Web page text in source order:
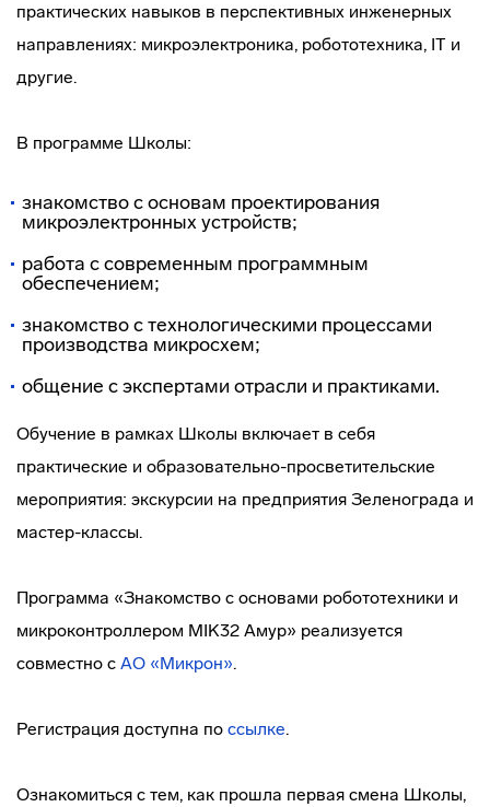
практических навыков в перспективных инженерных
направлениях: микроэлектроника, робототехника, IT и
другие.
В программе Школы:
знакомство с основам проектирования
микроэлектронных устройств;
работа с современным программным
обеспечением;
знакомство с технологическими процессами
производства микросхем;
общение с экспертами отрасли и практиками.
Обучение в рамках Школы включает в себя
практические и образовательно-просветительские
мероприятия: экскурсии на предприятия Зеленограда и
мастер-классы.
Программа «Знакомство с основами робототехники и
микроконтроллером MIK32 Амур» реализуется
совместно с АО «Микрон».
Регистрация доступна по ссылке.
Ознакомиться с тем, как прошла первая смена Школы,